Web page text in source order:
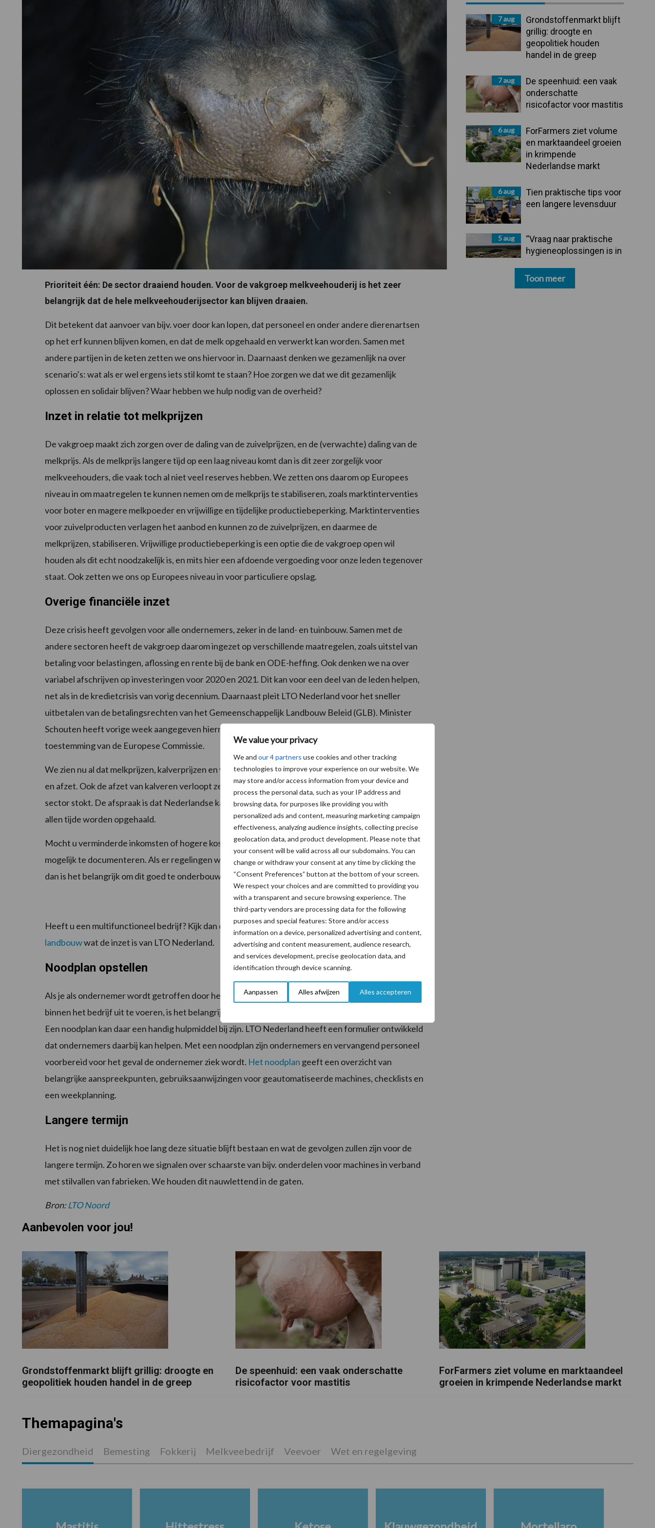
We value your privacy
We and our 4 partners use cookies and other tracking
technologies to improve your experience on our website. We
may store and/or access information from your device and
process the personal data, such as your IP address and
browsing data, for purposes like providing you with
personalized ads and content, measuring marketing campaign
effectiveness, analyzing audience insights, collecting precise
geolocation data, and product development. Please note that
your consent will be valid across all our subdomains. You can
change or withdraw your consent at any time by clicking the
“Consent Preferences” button at the bottom of your screen.
We respect your choices and are committed to providing you
with a transparent and secure browsing experience. The
third-party vendors are processing data for the following
purposes and special features: Store and/or access
information on a device, personalized advertising and content,
advertising and content measurement, audience research,
and services development, precise geolocation data, and
identification through device scanning.
Aanpassen Alles afwijzen Alles accepteren
Prioriteit één: De sector draaiend houden. Voor de vakgroep melkveehouderij is het zeer
belangrijk dat de hele melkveehouderijsector kan blijven draaien.
Dit betekent dat aanvoer van bijv. voer door kan lopen, dat personeel en onder andere dierenartsen
op het erf kunnen blijven komen, en dat de melk opgehaald en verwerkt kan worden. Samen met
andere partijen in de keten zetten we ons hiervoor in. Daarnaast denken we gezamenlijk na over
scenario’s: wat als er wel ergens iets stil komt te staan? Hoe zorgen we dat we dit gezamenlijk
oplossen en solidair blijven? Waar hebben we hulp nodig van de overheid?
Inzet in relatie tot melkprijzen
De vakgroep maakt zich zorgen over de daling van de zuivelprijzen, en de (verwachte) daling van de
melkprijs. Als de melkprijs langere tijd op een laag niveau komt dan is dit zeer zorgelijk voor
melkveehouders, die vaak toch al niet veel reserves hebben. We zetten ons daarom op Europees
niveau in om maatregelen te kunnen nemen om de melkprijs te stabiliseren, zoals marktinterventies
voor boter en magere melkpoeder en vrijwillige en tijdelijke productiebeperking. Marktinterventies
voor zuivelproducten verlagen het aanbod en kunnen zo de zuivelprijzen, en daarmee de
melkprijzen, stabiliseren. Vrijwillige productiebeperking is een optie die de vakgroep open wil
houden als dit echt noodzakelijk is, en mits hier een afdoende vergoeding voor onze leden tegenover
staat. Ook zetten we ons op Europees niveau in voor particuliere opslag.
Overige financiële inzet
Deze crisis heeft gevolgen voor alle ondernemers, zeker in de land- en tuinbouw. Samen met de
andere sectoren heeft de vakgroep daarom ingezet op verschillende maatregelen, zoals uitstel van
betaling voor belastingen, aflossing en rente bij de bank en ODE-heffing. Ook denken we na over
variabel afschrijven op investeringen voor 2020 en 2021. Dit kan voor een deel van de leden helpen,
net als in de kredietcrisis van vorig decennium. Daarnaast pleit LTO Nederland voor het sneller
uitbetalen van de betalingsrechten van het Gemeenschappelijk Landbouw Beleid (GLB). Minister
Schouten heeft vorige week aangegeven hiermee
toestemming van de Europese Commissie.
We zien nu al dat melkprijzen, kalverprijzen en vleesprijzen dalen in verband met verminderde export
en afzet. Ook de afzet van kalveren verloopt zeer problematisch waardoor de doorstroom in die
sector stokt. De afspraak is dat Nederlandse kalveren, mits ze voldoen aan de voorwaarden, ten
allen tijde worden opgehaald.
Mocht u verminderde inkomsten of hogere kosten hebben, dan is het belangrijk om deze zo goed
mogelijk te documenteren. Als er regelingen worden getroffen voor het compenseren van schade
dan is het belangrijk om dit goed te onderbouwen.Hier vindt u daarvoor een aantal tips.
Heeft u een multifunctioneel bedrijf? Kijk dan ookop de pagina speciaal voor multifunctionele
landbouwwat de inzet is van LTO Nederland.
Noodplan opstellen
Als je als ondernemer wordt getroffen door het coronavirus en tijdelijk niet in staat bent om de taken
binnen het bedrijf uit te voeren, is het belangrijk dat iemand anders deze taken op zich kan nemen.
Een noodplan kan daar een handig hulpmiddel bij zijn. LTO Nederland heeft een formulier ontwikkeld
dat ondernemers daarbij kan helpen. Met een noodplan zijn ondernemers en vervangend personeel
voorbereid voor het geval de ondernemer ziek wordt. Het noodplan geeft een overzicht van
belangrijke aanspreekpunten, gebruiksaanwijzingen voor geautomatiseerde machines, checklists en
een weekplanning.
Langere termijn
Het is nog niet duidelijk hoe lang deze situatie blijft bestaan en wat de gevolgen zullen zijn voor de
langere termijn. Zo horen we signalen over schaarste van bijv. onderdelen voor machines in verband
met stilvallen van fabrieken. We houden dit nauwlettend in de gaten.
Bron:LTO Noord
Sidebar7 aug
Grondstoffenmarkt blijft
grillig: droogte en
geopolitiek houden
handel in de greep
7 aug
De speenhuid: een vaak
onderschatte
risicofactor voor mastitis
6 aug
ForFarmers ziet volume
en marktaandeel groeien
in krimpende
Nederlandse markt
6 aug
Tien praktische tips voor
een langere levensduur
5 aug
“Vraag naar praktische
hygieneoplossingen is in
Toon meer
Aanbevolen voor jou!
Grondstoffenmarkt blijft grillig: droogte en
geopolitiek houden handel in de greep
De speenhuid: een vaak onderschatte
risicofactor voor mastitis
ForFarmers ziet volume en marktaandeel
groeien in krimpende Nederlandse markt
Themapagina's
Diergezondheid Bemesting Fokkerij Melkveebedrijf Veevoer Wet en regelgeving